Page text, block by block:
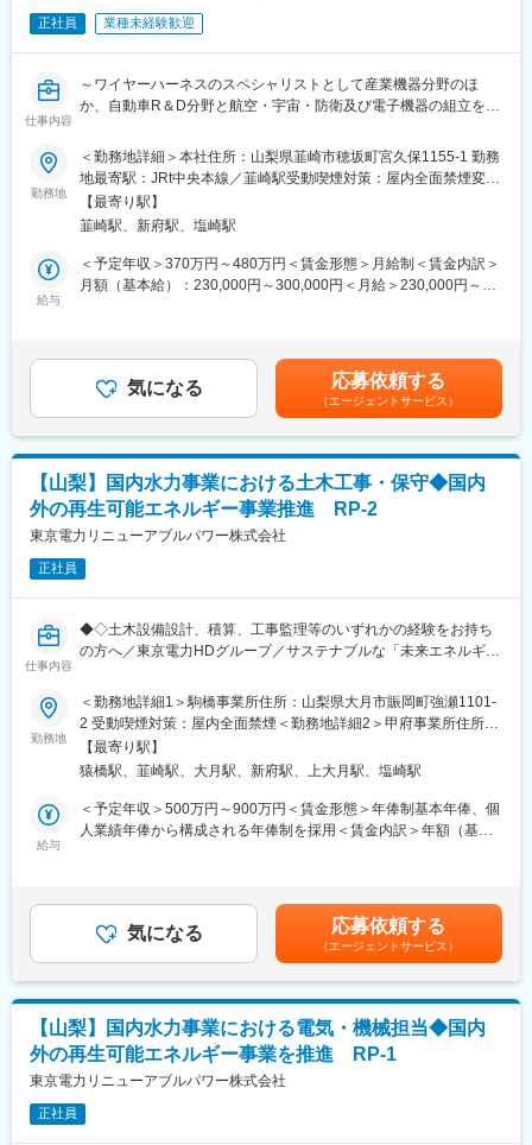
変更の範囲：会社の定める業務
する中で、新たな技術革新と市場への迅速な対応を目指して新規
の設計・開発に取り組んでいきます。
技術力と信頼：半導体製造装置の分野で高い技術力と顧客からの
信頼を誇ります。特に、半導体製造の各プロセスにおける装置の
設計から製造まで一貫して対応できる点で他社よりも優れていま
す。
関連および電気自動車の部品製造にも携わり、安定した経営基盤
を持っています。
うち2名がササキ様から転籍（社長を含む）
■教育体制：入社後、1週間～1か月程度の研修を経て取引先にて
業務を開始します。OJTを通じて実務を学べる環境です。
■キャリアステップ：
将来的には取引先での独立した業務遂行や、社員の育成、部門の
マネジメントを期待しています。
変更の範囲：会社の定める業務
正社員 業種未経験歓迎
仕事内容
～ワイヤーハーネスのスペシャリストとして産業機器分野のほ
か、自動車R＆D分野と航空・宇宙・防衛及び電子機器の組立を手
規部門の立ち上げに参加～
■募集背景：
株式会社SASAKI CONNECTでは、半導体製造装置の需要が拡大
する中、技術力を強化し、顧客の期待に応えるために新規部門を
立ち上げることを決定しました。この新規部門で、機械設計を担
当するエンジニアを募集します。
（半導体製造装置の2D、3Dメカ、CAD 製図を行う業務を担当）
◇半導体製造装置の研究開発（コンセプト決定、試作、実証）
◇既存装置の3DCAD による機構設計、変更設計、配管設計
◇月に5～10台の設計・電気設計を担当
◇お客様先にお伺いすることもあり、頻度は月に2～3回、エリア
は関東圏が中心。場合によっては泊まりも想定
■新規部門立ち上げの背景と目指す姿：
株式会社SASAKI CONNECTでは、半導体製造装置の需要が拡大
する中で、新たな技術革新と市場への迅速な対応を目指して新規
部門を立ち上げることを決定しました。この新規部門では、より
高度な技術開発と顧客満足度の向上を目指し、次世代の製造装置
の設計・開発に取り組んでいきます。
■会社の魅力：
技術力と信頼：半導体製造装置の分野で高い技術力と顧客からの
信頼を誇ります。特に、半導体製造の各プロセスにおける装置の
設計から製造まで一貫して対応できる点で他社よりも優れていま
多様なプロジェクト：半導体装置だけでなく、航空・宇宙・防衛
関連および電気自動車の部品製造にも携わり、安定した経営基盤
組織構成：現在8名（50代2名、40代1名、30代2名、20代2名）、
うち2名がササキ様から転籍（社長を含む）
■教育体制：入社後、1週間～1か月程度の研修を経て取引先にて
業務を開始します。OJTを通じて実務を学べる環境です。
■キャリアステップ：
将来的には取引先での独立した業務遂行や、社員の育成、部門の
マネジメントを期待しています。
勤務地
＜勤務地詳細＞本社住所：山梨県韮崎市穂坂町宮久保1155-1 勤務
地最寄駅：JRt中央本線／韮崎駅受動喫煙対策：屋内全面禁煙変更
の範囲：会社の定める事業所
【最寄り駅】
韮崎駅、新府駅、塩崎駅
給与
＜予定年収＞370万円～480万円＜賃金形態＞月給制＜賃金内訳＞
月額（基本給）：230,000円～300,000円＜月給＞230,000円～
距離に応じてお支払いします。（但し、2km未満については、支
給なし）・皆勤手当月3,000円・家族手当月2,000円～10,000円賃
金はあくまでも目安の金額であり、選考を通じて上下する可能性
があります。月給(月額)は固定手当を含めた表記です。
気になる 応募依頼する
（エージェントサービス）
【山梨】国内水力事業における土木工事・保守◆国内
外の再生可能エネルギー事業推進 RP-2
東京電力リニューアブルパワー株式会社
正社員
仕事内容
◆◇土木設備設計、積算、工事監理等のいずれかの経験をお持ち
の方へ／東京電力HDグループ／サステナブルな「未来エネルギー
◆業務内容
水力発電設備の土木構造物における、保守工事の設計業務をメイ
ンに、設備の調査,計画,設計,積算から工事監理,保守管理,運用まで
の幅広い業務内容についてインハウスエンジニアとして担当いた
だき、カーボンニュートラル実現に向けた水力発電設備形成の一
翼を担っていただきます。
●水力土木設備におけるゲート・関連機器の操作・運用管理
●水力土木設備の修繕・更新工事に関する工事計画、発注、積算、
そのため、本ポジションでは発注者としての工事監理・品質管
理・工程管理を担っていただきます。
◆魅力・やりがい
◎当社は、再生可能エネルギー発電事業領域におけるリーディン
グカンパニーを目指し、燃料・火力発電事業に並ぶ柱として国内
勤務地
＜勤務地詳細1＞駒橋事業所住所：山梨県大月市賑岡町強瀬1101-
2 受動喫煙対策：屋内全面禁煙＜勤務地詳細2＞甲府事業所住所：
山梨県韮崎市若宮1丁目8-21 受動喫煙対策：屋内全面禁煙変更の
範囲：会社の定める事業所（リモートワーク含む）
【最寄り駅】
猿橋駅、韮崎駅、大月駅、新府駅、上大月駅、塩崎駅
給与
＜予定年収＞500万円～900万円＜賃金形態＞年俸制基本年俸、個
人業績年俸から構成される年俸制を採用＜賃金内訳＞年額（基本
があります。賃金はあくまでも目安の金額であり、選考を通じて
上下する可能性があります。月給(月額)は固定手当を含めた表記で
す。
気になる 応募依頼する
（エージェントサービス）
【山梨】国内水力事業における電気・機械担当◆国内
外の再生可能エネルギー事業を推進 RP-1
東京電力リニューアブルパワー株式会社
正社員